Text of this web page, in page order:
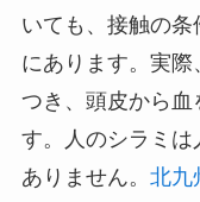
いても、接触の
にあります。​実
つき、頭皮から血
す。​人のシラミ
ありません。​ 北九